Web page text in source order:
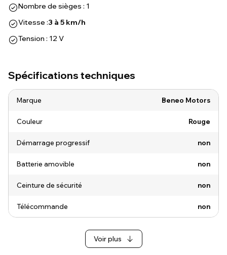
Nombre de sièges : 1
Vitesse :3 à 5 km/h
Tension : 12 V
Spécifications techniques
Marque Beneo Motors
Couleur Rouge
Démarrage progressif non
Batterie amovible non
Ceinture de sécurité non
Télécommande non
Voir plus